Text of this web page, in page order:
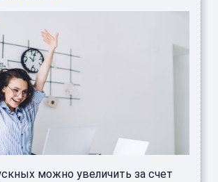
можно увеличить за счет